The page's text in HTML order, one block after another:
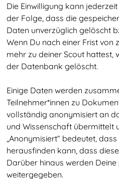
Die Einwilligung kann
der Folge, dass die
Daten unverzüglich gelöscht
Wenn Du nach einer Frist
mehr zu deiner Scout hattest,
der Datenbank gelöscht.
Einige Daten werden
Teilnehmer*innen zu
vollständig anonymisiert an
und Wissenschaft übermittelt
„Anonymisiert“ bedeutet,
herausfinden kann, dass
Darüber hinaus werden
weitergegeben.